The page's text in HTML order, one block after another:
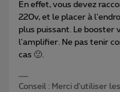
En effet, vous devez
220v, et le placer à
plus puissant. Le booster
l'amplifier. Ne pas tenir
cas 🙂.
Conseil : Merci d'utiliser